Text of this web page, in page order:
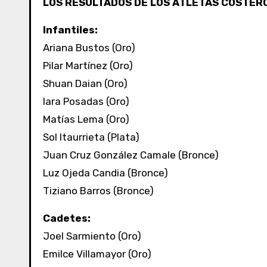
LOS RESULTADOS DE LOS ATLETAS
Infantiles:
Ariana Bustos (Oro)
Pilar Martínez (Oro)
Shuan Daian (Oro)
Iara Posadas (Oro)
Matías Lema (Oro)
Sol Itaurrieta (Plata)
Juan Cruz González Camale (Bronce)
Luz Ojeda Candia (Bronce)
Tiziano Barros (Bronce)
Cadetes:
Joel Sarmiento (Oro)
Emilce Villamayor (Oro)